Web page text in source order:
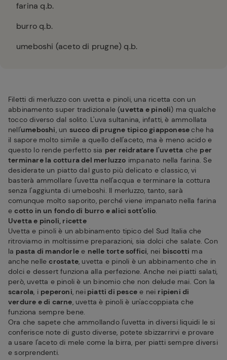
farina q.b.
burro q.b.
umeboshi (aceto di prugne) q.b.
Filetti di merluzzo con uvetta e pinoli, una ricetta con un
abbinamento super tradizionale (uvetta e pinoli) ma qualche
tocco diverso dal solito. L'uva sultanina, infatti, è ammollata
nell'umeboshi, un succo di prugne tipico giapponeseche ha
il sapore molto simile a quello dell'aceto, ma è meno acido e
questo lo rende perfetto sia per reidratare l'uvetta che per
terminare la cottura del merluzzo impanato nella farina. Se
desiderate un piatto dal gusto più delicato e classico, vi
basterà ammollare l'uvetta nell'acqua e terminare la cottura
senza l'aggiunta di umeboshi. Il merluzzo, tanto, sarà
comunque molto saporito, perché viene impanato nella farina
ecotto in un fondo di burro e alici sott'olio.
Uvetta e pinoli, ricette
Uvetta e pinoli è un abbinamento tipico del Sud Italia che
ritroviamo in moltissime preparazioni, sia dolci che salate. Con
la pasta di mandorle e nelle torte soffici, nei biscotti ma
anche nellecrostate, uvetta e pinoli è un abbinamento che in
dolci e dessert funziona alla perfezione. Anche nei piatti salati,
però, uvetta e pinoli è un binomio che non delude mai. Con la
scarola, i peperoni, neipiatti di pesce e nei ripieni di
verdure e di carne, uvetta è pinoli è un'accoppiata che
funziona sempre bene.
Ora che sapete che ammollando l'uvetta in diversi liquidi le si
conferisce note di gusto diverse, potete sbizzarrirvi e provare
a usare l'aceto di mele come la birra, per piatti sempre diversi
e sorprendenti.